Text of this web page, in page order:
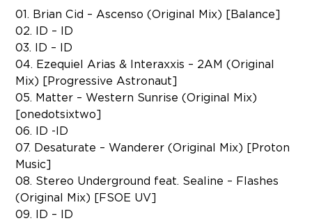
01. Brian Cid – Ascenso (Original Mix) [Balance]
02. ID – ID
03. ID – ID
04. Ezequiel Arias & Interaxxis – 2AM (Original
Mix) [Progressive Astronaut]
05. Matter – Western Sunrise (Original Mix)
[onedotsixtwo]
06. ID -ID
07. Desaturate – Wanderer (Original Mix) [Proton
Music]
08. Stereo Underground feat. Sealine – Flashes
(Original Mix) [FSOE UV]
09. ID – ID